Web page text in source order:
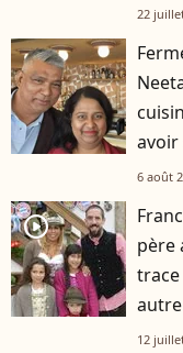
22
avoir
6 août
player2
père
12